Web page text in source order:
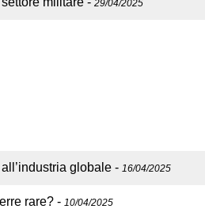
29/04/2025
globale - 16/04/2025
rare? - 10/04/2025